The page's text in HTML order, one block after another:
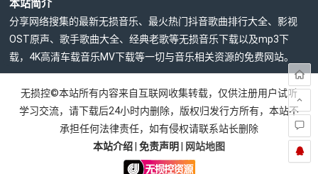
本站简介
分享网络搜集的最新无损音乐、最火热门抖音歌曲排行大全、影视
OST原声、歌手歌曲大全、经典老歌等无损音乐下载以及mp3下
载，4K高清车载音乐MV下载等一切与音乐相关资源的免费网站。
无损控©本站所有内容来自互联网收集转载，仅供注册用户试听
学习交流，请下载后24小时内删除，版权归发行方所有，本站不
承担任何法律责任，如有侵权请联系站长删除
本站介绍 免责声明 网站地图